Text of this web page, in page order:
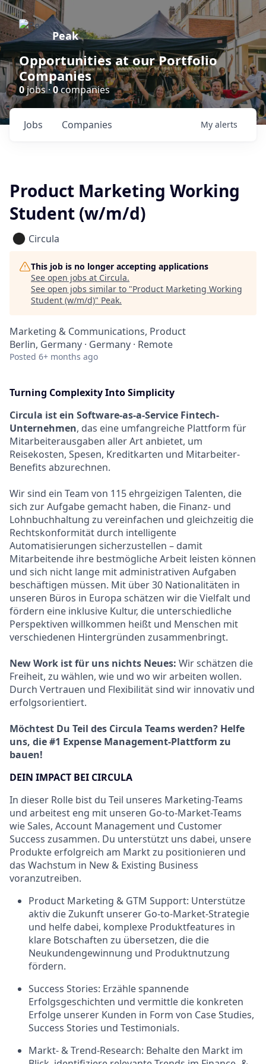
Peak
Opportunities at our Portfolio
Companies
0jobs ·0companies
Jobs Companies My alerts
Product Marketing Working
Student (w/m/d)
Circula
This job is no longer accepting applications
See open jobs at Circula.
See open jobs similar to "Product Marketing Working
Student (w/m/d)" Peak.
Marketing & Communications, Product
Berlin, Germany · Germany · Remote
Posted 6+ months ago
Turning Complexity Into Simplicity
Circula ist ein Software-as-a-Service Fintech-
Unternehmen, das eine umfangreiche Plattform für
Mitarbeiterausgaben aller Art anbietet, um
Reisekosten, Spesen, Kreditkarten und Mitarbeiter-
Benefits abzurechnen.
Wir sind ein Team von 115 ehrgeizigen Talenten, die
sich zur Aufgabe gemacht haben, die Finanz- und
Lohnbuchhaltung zu vereinfachen und gleichzeitig die
Rechtskonformität durch intelligente
Automatisierungen sicherzustellen – damit
Mitarbeitende ihre bestmögliche Arbeit leisten können
und sich nicht lange mit administrativen Aufgaben
beschäftigen müssen. Mit über 30 Nationalitäten in
unseren Büros in Europa schätzen wir die Vielfalt und
fördern eine inklusive Kultur, die unterschiedliche
Perspektiven willkommen heißt und Menschen mit
verschiedenen Hintergründen zusammenbringt.
New Work ist für uns nichts Neues: Wir schätzen die
Freiheit, zu wählen, wie und wo wir arbeiten wollen.
Durch Vertrauen und Flexibilität sind wir innovativ und
erfolgsorientiert.
Möchtest Du Teil des Circula Teams werden? Helfe
uns, die #1 Expense Management-Plattform zu
bauen!
DEIN IMPACT BEI CIRCULA
In dieser Rolle bist du Teil unseres Marketing-Teams
und arbeitest eng mit unseren Go-to-Market-Teams
wie Sales, Account Management und Customer
Success zusammen. Du unterstützt uns dabei, unsere
Produkte erfolgreich am Markt zu positionieren und
das Wachstum in New & Existing Business
voranzutreiben.
Product Marketing & GTM Support: Unterstütze
aktiv die Zukunft unserer Go-to-Market-Strategie
und helfe dabei, komplexe Produktfeatures in
klare Botschaften zu übersetzen, die die
Neukundengewinnung und Produktnutzung
fördern.
Success Stories: Erzähle spannende
Erfolgsgeschichten und vermittle die konkreten
Erfolge unserer Kunden in Form von Case Studies,
Success Stories und Testimonials.
Markt- & Trend-Research: Behalte den Markt im